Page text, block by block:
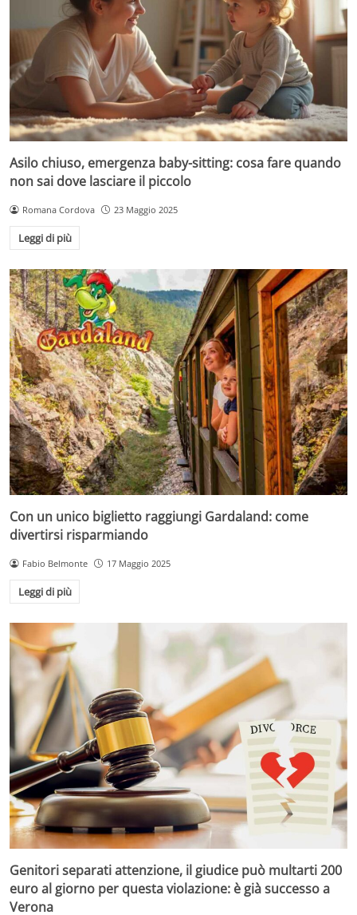
Asilo chiuso, emergenza baby-sitting: cosa fare quando
non sai dove lasciare il piccolo
Romana Cordova 23 Maggio 2025
Leggi di più
Con un unico biglietto raggiungi Gardaland: come
divertirsi risparmiando
Fabio Belmonte 17 Maggio 2025
Leggi di più
Genitori separati attenzione, il giudice può multarti 200
euro al giorno per questa violazione: è già successo a
Verona